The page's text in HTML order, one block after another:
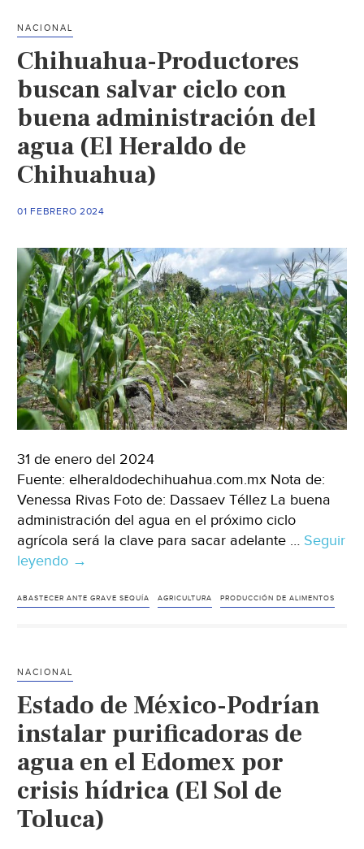
en
Edomex;
gobernadora
pide
cuidar
extremo
Prensa)
NACIONAL
Chihuahua-Productores
buscan salvar ciclo con
buena administración del
agua (El Heraldo de
Chihuahua)
01 FEBRERO 2024
31 de enero del 2024
Fuente: elheraldodechihuahua.com.mx Nota de:
Venessa Rivas Foto de: Dassaev Téllez La buena
administración del agua en el próximo ciclo
agrícola será la clave para sacar adelante … Seguir
leyendo Chihuahua-
buscan
buena
administración
del
agua
(El
Heraldo
Chihuahua)
→
ABASTECER ANTE GRAVE SEQUÍA AGRICULTURA PRODUCCIÓN DE ALIMENTOS
NACIONAL
Estado de México-Podrían
instalar purificadoras de
agua en el Edomex por
crisis hídrica (El Sol de
Toluca)